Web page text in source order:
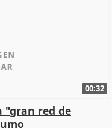
00:32
"gran red de